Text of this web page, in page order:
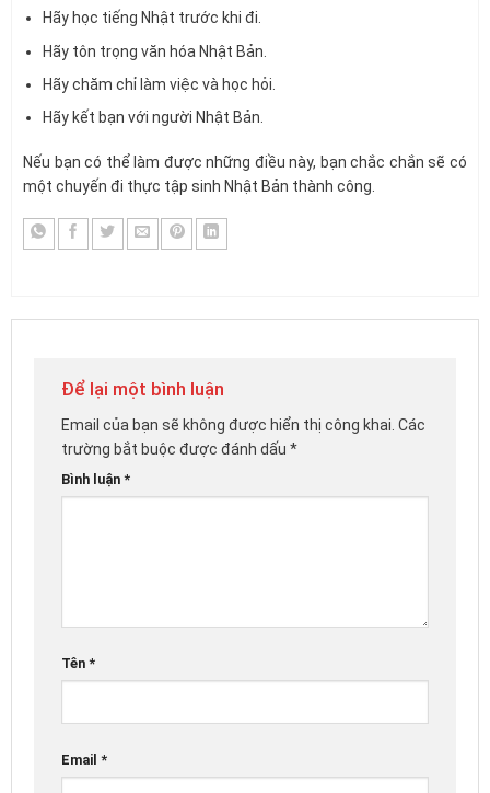
Hãy học tiếng Nhật trước khi đi.
Hãy tôn trọng văn hóa Nhật Bản.
Hãy chăm chỉ làm việc và học hỏi.
Hãy kết bạn với người Nhật Bản.
Nếu bạn có thể làm được những điều này, bạn chắc chắn sẽ có
một chuyến đi thực tập sinh Nhật Bản thành công.
Để lại một bình luận
Email của bạn sẽ không được hiển thị công khai. Các
trường bắt buộc được đánh dấu *
Bình luận *
Tên *
Email *